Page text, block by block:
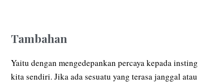
Tambahan
Yaitu dengan mengedepankan percaya kepada insting
kita sendiri. Jika ada sesuatu yang terasa janggal atau